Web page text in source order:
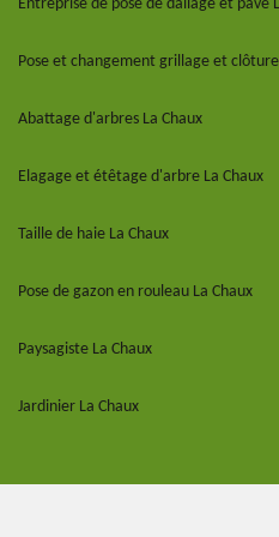
Entreprise de pose de dallage et pavé
Pose et changement grillage et clôture
Abattage d'arbres La Chaux
Elagage et étêtage d'arbre La Chaux
Taille de haie La Chaux
Pose de gazon en rouleau La Chaux
Paysagiste La Chaux
Jardinier La Chaux